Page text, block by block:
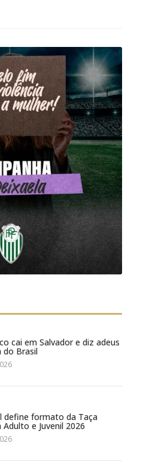
cai em Salvador e diz adeus
do Brasil
define formato da Taça
Adulto e Juvenil 2026